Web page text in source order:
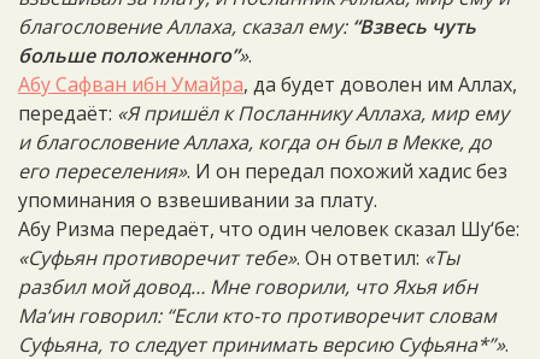
благословение Аллаха, сказал ему: “Взвесь чуть
больше положенного”».
Абу Сафван ибн Умайра, да будет доволен им Аллах,
передаёт: «Я пришёл к Посланнику Аллаха, мир ему
и благословение Аллаха, когда он был в Мекке, до
его переселения». И он передал похожий хадис без
упоминания о взвешивании за плату.
Абу Ризма передаёт, что один человек сказал Шу‘бе:
«Суфьян противоречит тебе». Он ответил: «Ты
разбил мой довод… Мне говорили, что Яхья ибн
Ма‘ин говорил: “Если кто-то противоречит словам
Суфьяна, то следует принимать версию Суфьяна*”».